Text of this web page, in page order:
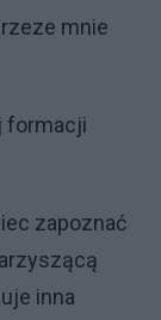
mnie
formacji
zapoznać
inna